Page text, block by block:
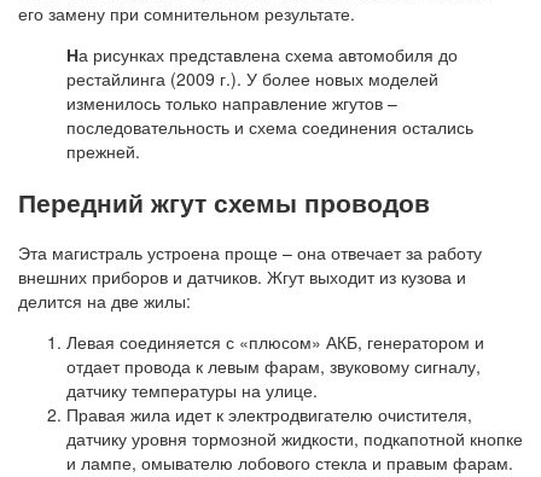
его замену при сомнительном результате.
На рисунках представлена схема автомобиля до
рестайлинга (2009 г.). У более новых моделей
изменилось только направление жгутов –
последовательность и схема соединения остались
прежней.
Передний жгут схемы проводов
Эта магистраль устроена проще – она отвечает за работу
внешних приборов и датчиков. Жгут выходит из кузова и
делится на две жилы:
Левая соединяется с «плюсом» АКБ, генератором и
отдает провода к левым фарам, звуковому сигналу,
датчику температуры на улице.
Правая жила идет к электродвигателю очистителя,
датчику уровня тормозной жидкости, подкапотной кнопке
и лампе, омывателю лобового стекла и правым фарам.